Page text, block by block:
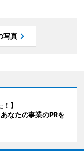
写真
】
なたの事業のPRを